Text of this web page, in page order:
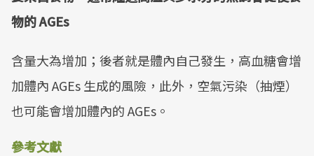
物的 AGEs
含量大為增加；後者就是體內自己發生，高血糖會增
加體內 AGEs 生成的風險，此外，空氣污染（抽煙）
也可能會增加體內的 AGEs。
參考文獻